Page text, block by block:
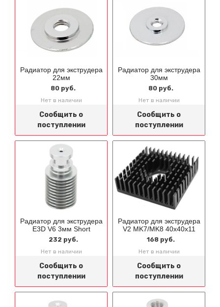
Радиатор для экструдера
22мм
80 руб.
Нет в наличии
Сообщить о
поступлении
Радиатор для экструдера
30мм
80 руб.
Нет в наличии
Сообщить о
поступлении
Радиатор для экструдера
E3D V6 3мм Short
232 руб.
Нет в наличии
Сообщить о
поступлении
Радиатор для экструдера
V2 MK7/MK8 40x40x11
168 руб.
Нет в наличии
Сообщить о
поступлении